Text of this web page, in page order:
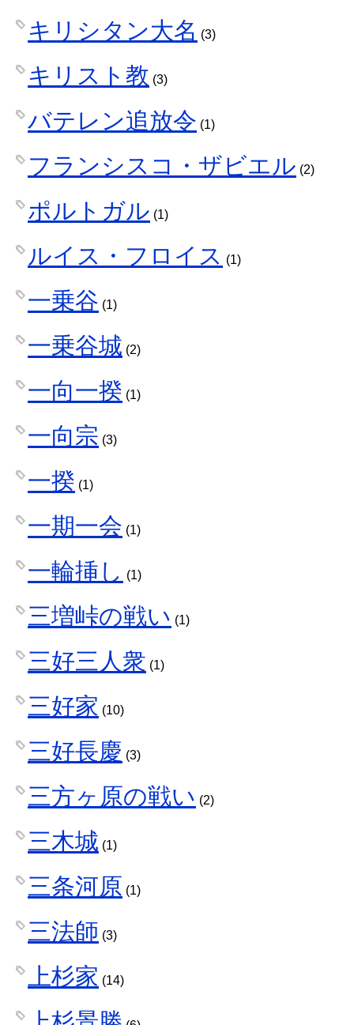
キリシタン大名 (3)
キリスト教 (3)
バテレン追放令 (1)
フランシスコ・ザビエル (2)
ポルトガル (1)
ルイス・フロイス (1)
一乗谷 (1)
一乗谷城 (2)
一向一揆 (1)
一向宗 (3)
一揆 (1)
一期一会 (1)
一輪挿し (1)
三増峠の戦い (1)
三好三人衆 (1)
三好家 (10)
三好長慶 (3)
三方ヶ原の戦い (2)
三木城 (1)
三条河原 (1)
三法師 (3)
上杉家 (14)